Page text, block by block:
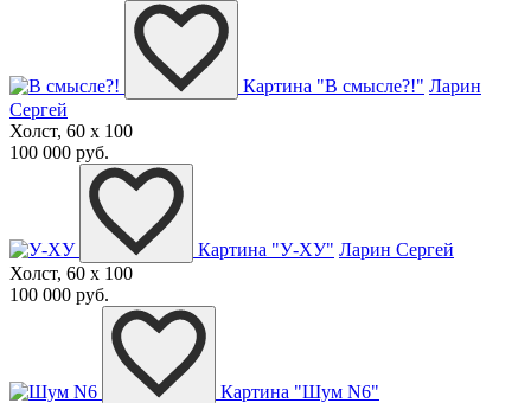
Картина "В смысле?!" Ларин
Сергей
Холст, 60 x 100
100 000 руб.
Картина "У-ХУ" Ларин Сергей
Холст, 60 x 100
100 000 руб.
Картина "Шум N6"